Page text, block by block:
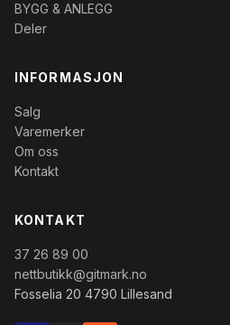
BYGG & ANLEGG
Deler
INFORMASJON
Salg
Varemerker
Om oss
Kontakt
KONTAKT
37 26 89 00
nettbutikk@gitmark.no
Fosselia 20 4790 Lillesand